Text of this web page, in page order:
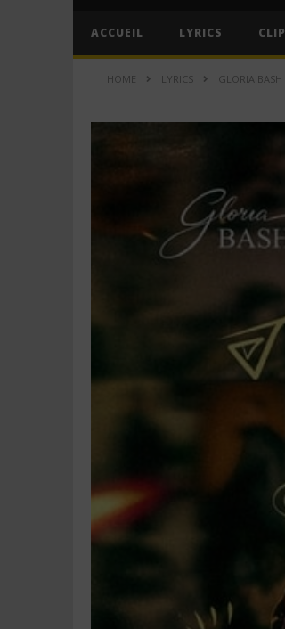
ACCUEIL LYRICS
HOME LYRICS GLORIA